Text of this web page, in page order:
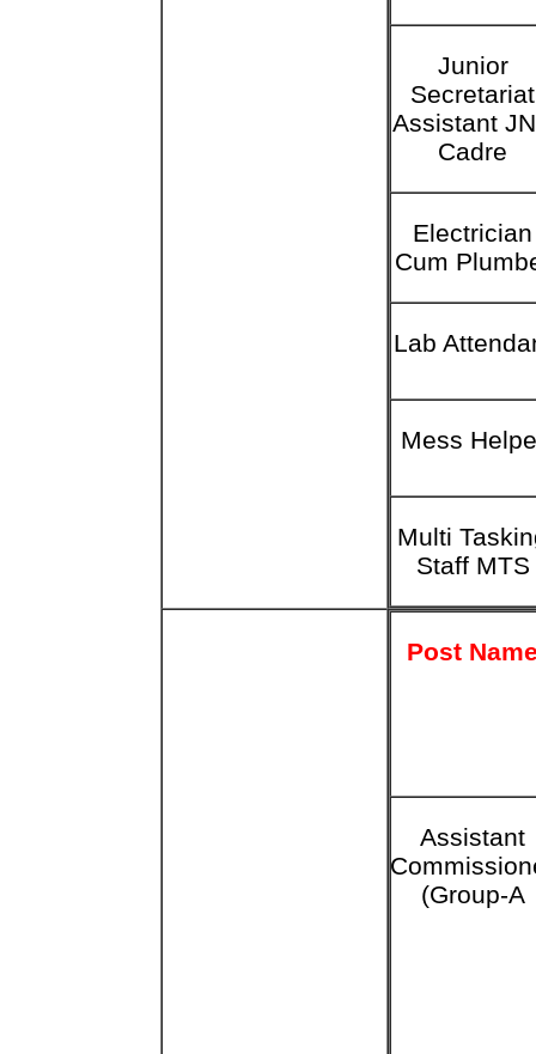
Junior
Secretariat
Assistant
Cadre
Electrician
Cum
Lab
Mess
Multi
Staff MTS
Post
Assistant
(Group-A